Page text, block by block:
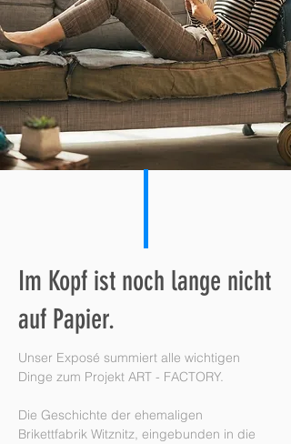
Im Kopf ist noch lange nicht
auf Papier.
Unser Exposé summiert alle wichtigen
Dinge zum Projekt ART - FACTORY.
Die Geschichte der ehemaligen
Brikettfabrik Witznitz, eingebunden in die